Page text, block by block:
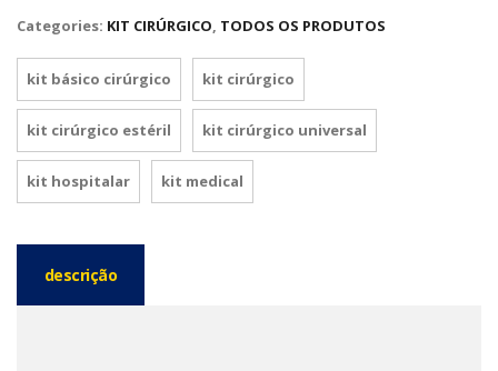
Categories: KIT CIRÚRGICO, TODOS OS PRODUTOS
kit básico cirúrgico kit cirúrgico
kit cirúrgico estéril kit cirúrgico universal
kit hospitalar kit medical
descrição